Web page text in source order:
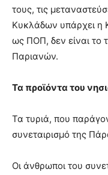
τους, τις
Κυκλάδων υπάρχει η
ως ΠΟΠ, δεν είναι το
Παριανών.
Τα προϊόντα του
Τα τυριά, που
συνεταιρισμό της
Οι άνθρωποι του